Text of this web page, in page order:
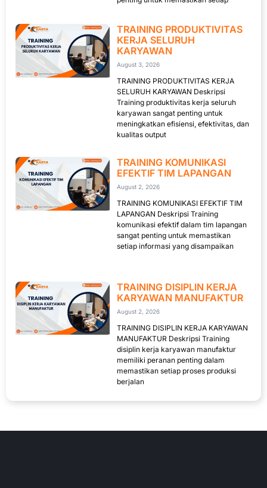
TRAINING PRODUKTIVITAS
KERJA SELURUH
KARYAWAN
August 3, 2026
TRAINING PRODUKTIVITAS KERJA
SELURUH KARYAWAN Deskripsi
Training produktivitas kerja seluruh
karyawan sangat penting untuk
meningkatkan efisiensi, efektivitas, dan
kualitas output
TRAINING KOMUNIKASI
EFEKTIF TIM LAPANGAN
August 2, 2026
TRAINING KOMUNIKASI EFEKTIF TIM
LAPANGAN Deskripsi Training
komunikasi efektif dalam tim lapangan
sangat penting untuk memastikan
setiap informasi yang disampaikan
TRAINING DISIPLIN KERJA
KARYAWAN MANUFAKTUR
August 2, 2026
TRAINING DISIPLIN KERJA KARYAWAN
MANUFAKTUR Deskripsi Training
disiplin kerja karyawan manufaktur
memiliki peranan penting dalam
memastikan setiap proses produksi
berjalan